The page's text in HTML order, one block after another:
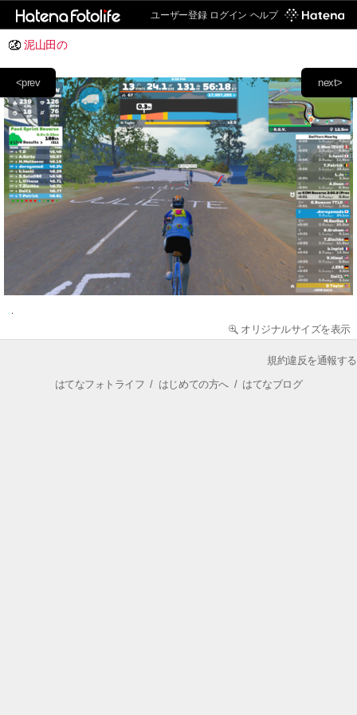
ユーザー登録 ログイン ヘルプ
泥山田の
next>
<prev
オリジナルサイズを表示
規約違反を通報する
はてなフォトライフ / はじめての方へ/ はてなブログ